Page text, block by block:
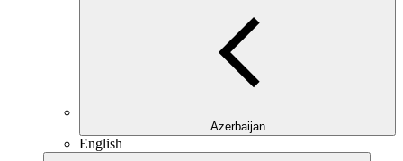
Azerbaijan
English